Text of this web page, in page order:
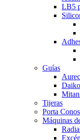
LB5
Guías
Aurec
Daiko
Tijeras
Porta Conos
Máquinas